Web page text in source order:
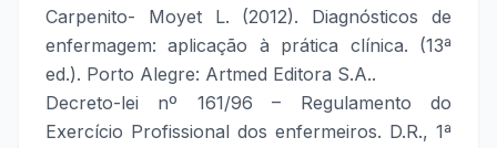
Carpenito- Moyet L. (2012). Diagnósticos de
enfermagem: aplicação à prática clínica. (13ª
ed.). Porto Alegre: Artmed Editora S.A..
Decreto-lei nº 161/96 – Regulamento do
Exercício Profissional dos enfermeiros. D.R., 1ª